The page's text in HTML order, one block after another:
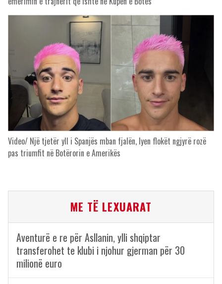
Video/ Një tjetër yll i Spanjës mban fjalën, lyen flokët ngjyrë rozë
pas triumfit në Botërorin e Amerikës
ME TË LEXUARAT
Aventurë e re për Asllanin, ylli shqiptar
transferohet te klubi i njohur gjerman për 30
milionë euro